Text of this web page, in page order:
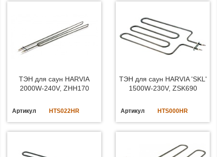
ТЭН для саун HARVIA
2000W-240V, ZHH170
Артикул HTS022HR
ТЭН для саун HARVIA 'SKL'
1500W-230V, ZSK690
Артикул HTS000HR